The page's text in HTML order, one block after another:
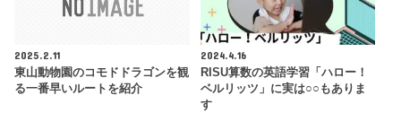
2025.2.11
東山動物園のコモドドラゴンを観
る一番早いルートを紹介
2024.4.16
RISU算数の英語学習「ハロー！
ベルリッツ」に実は○○もありま
す